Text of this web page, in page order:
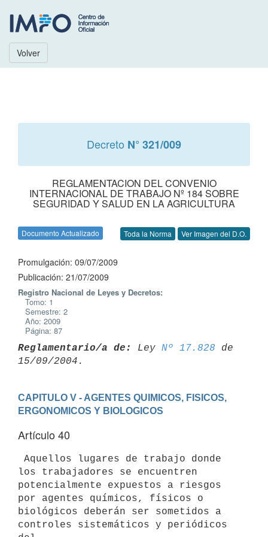
Volver
Decreto N° 321/009
REGLAMENTACION DEL CONVENIO
INTERNACIONAL DE TRABAJO Nº 184 SOBRE
SEGURIDAD Y SALUD EN LA AGRICULTURA
Documento Actualizado Toda la Norma Ver Imagen del D.O.
Promulgación: 09/07/2009
Publicación: 21/07/2009
Registro Nacional de Leyes y Decretos:
Tomo: 1
Semestre: 2
Año: 2009
Página: 87
Reglamentario/a de: Ley Nº 17.828 de
CAPITULO V - AGENTES QUIMICOS, FISICOS,
ERGONOMICOS Y BIOLOGICOS
Artículo 40
los trabajadores se encuentren
potencialmente expuestos a riesgos
por agentes químicos, físicos o
biológicos deberán ser sometidos a
controles sistemáticos y periódicos